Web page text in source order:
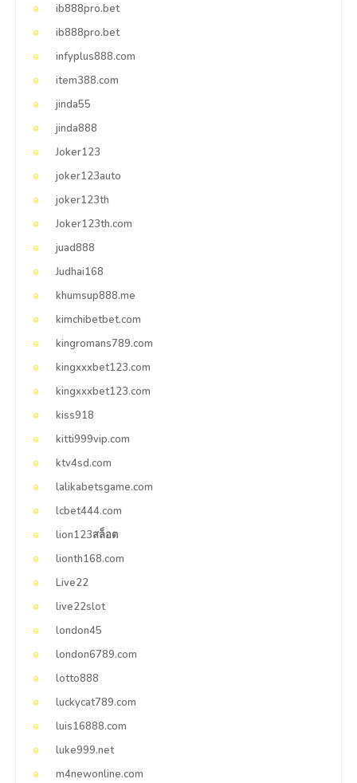
ib888pro.bet
ib888pro.bet
infyplus888.com
item388.com
jinda55
jinda888
Joker123
joker123auto
joker123th
Joker123th.com
juad888
Judhai168
khumsup888.me
kimchibetbet.com
kingromans789.com
kingxxxbet123.com
kingxxxbet123.com
kiss918
kitti999vip.com
ktv4sd.com
lalikabetsgame.com
lcbet444.com
lion123สล็อต
lionth168.com
Live22
live22slot
london45
london6789.com
lotto888
luckycat789.com
luis16888.com
luke999.net
m4newonline.com